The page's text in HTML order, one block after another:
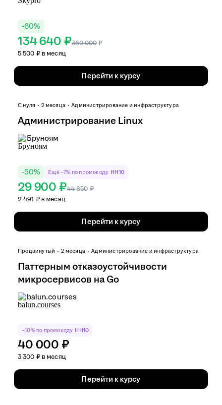
-60%
134 640 ₽360 000 ₽
5 500 ₽ в месяц
Перейти к курсу
С нуля 2 месяца Администрирование и инфраструктура
Администрирование Linux
Бруноям
-50% Ещё −7% по промокоду HH10
29 900 ₽44 850 ₽
2 491 ₽ в месяц
Перейти к курсу
Продвинутый 2 месяца Администрирование и инфраструктура
Паттерным отказоустойчивости
микросервисов на Go
balun.courses
−10% по промокоду HH10
40 000 ₽
3 300 ₽ в месяц
Перейти к курсу